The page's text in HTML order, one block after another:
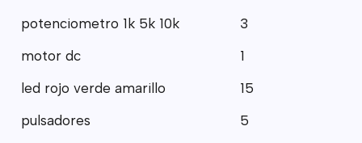
potenciometro 1k 5k 10k
3
motor dc
1
led rojo verde amarillo
15
pulsadores
5